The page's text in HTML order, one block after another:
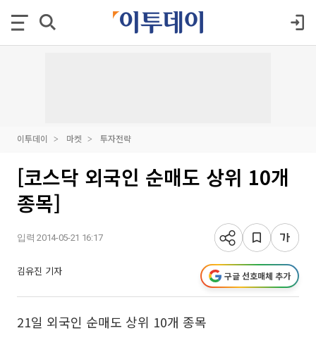
이투데이 마켓 투자전략
[코스닥 외국인 순매도 상위 10개
종목]
입력 2014-05-21 16:17
김유진 기자 구글 선호매체 추가
21일 외국인 순매도 상위 10개 종목